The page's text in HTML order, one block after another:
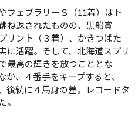
フェブラリーＳ（11着）はト
ね返されたものの、黒船賞
リント（３着）、かきつばた
に活躍。そして、北海道スプリ
最高の輝きを放つこととな
か、４番手をキープすると、
後続に４馬身の差。レコードタ
。